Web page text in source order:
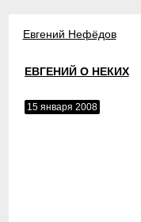
Евгений Нефёдов
ЕВГЕНИЙ О НЕКИХ
15 января 2008